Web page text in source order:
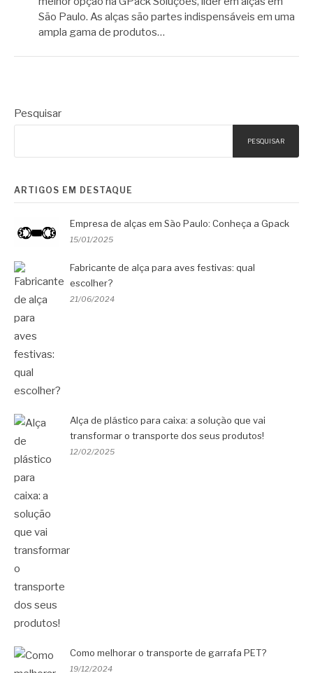
São Paulo. As alças são partes indispensáveis em uma
ampla gama de produtos…
Pesquisar
PESQUISAR
ARTIGOS EM DESTAQUE
Empresa de alças em São Paulo: Conheça a Gpack
15/01/2025
Fabricante de alça para aves festivas: qual
escolher?
21/06/2024
Alça de plástico para caixa: a solução que vai
transformar o transporte dos seus produtos!
12/02/2025
Como melhorar o transporte de garrafa PET?
19/12/2024